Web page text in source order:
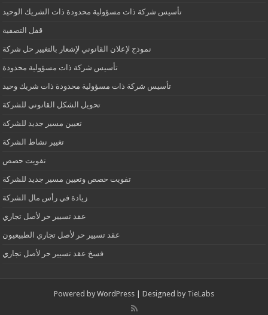
تأسيس شركة ذات مسؤولية محدودة ذات الشريك الوحيد
قفل التصفية
نموذج لإعلان القانوني لإشعار بالتغيير حل شركة
تأسيس شركة ذات مسؤولية محدودة
تأسيس شركة ذات مسؤولية محدودة ذات شريك وحيد
تحويل الشكل القانوني للشركة
تعيين مسير جديد للشركة
تغيير نشاط الشركة
تفويت حصص
تفويت حصص وتعيين مسير جديد للشركة
زيادة في رأس مال الشركة
عقد تسيير حر لأصل تجاري
عقد تسيير حر لأصل تجاري الطبيعيون
فسخ عقد تسيير حر لأصل تجاري
Powered by WordPress | Designed by TieLabs